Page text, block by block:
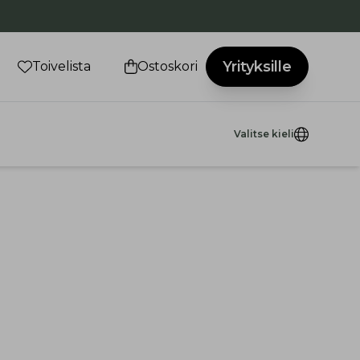
Toivelista Ostoskori Yrityksille
Valitse kieli